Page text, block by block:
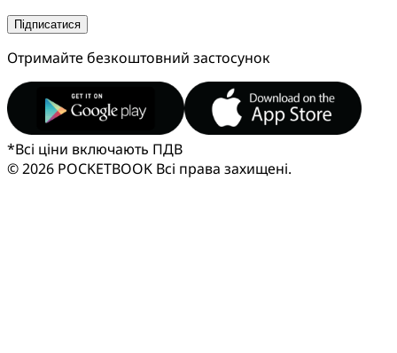
Підписатися
Отримайте безкоштовний застосунок
*Всі ціни включають ПДВ
© 2026 POCKETBOOK Всі права захищені.